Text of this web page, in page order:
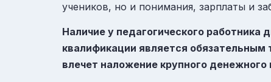
учеников, но и понимания, зарплаты и
Наличие у педагогического
квалификации является
влечет наложение крупного